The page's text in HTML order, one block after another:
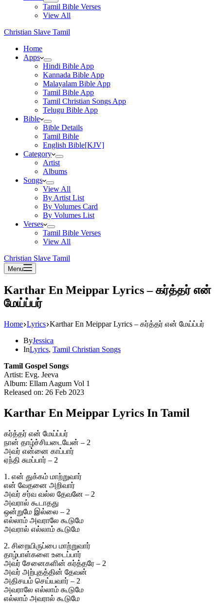
Tamil Bible Verses
View All
Christian Slave Tamil
Home
Apps
Hindi Bible App
Kannada Bible App
Malayalam Bible App
Tamil Bible App
Tamil Christian Songs App
Telugu Bible App
Bible
Bible Details
Tamil Bible
English Bible[KJV]
Category
Artist
Albums
Songs
View All
By Artist List
By Volumes Card
By Volumes List
Verses
Tamil Bible Verses
View All
Christian Slave Tamil
Menu
Karthar En Meippar Lyrics – கர்த்தர் என்
மேய்ப்பர்
Home Lyrics Karthar En Meippar Lyrics – கர்த்தர் என் மேய்ப்பர்
ByJessica
InLyrics, Tamil Christian Songs
Tamil Gospel Songs
Artist: Evg. Jeeva
Album: Ellam Aagum Vol 1
Released on: 26 Feb 2023
Karthar En Meippar Lyrics In Tamil
கர்த்தர் என் மேய்ப்பர்
நான் தாழ்ச்சியடையேன் – 2
அவர் என்னை காப்பார்
ஏந்தி சுமப்பார் – 2
1. என் துக்கம் மாற்றுவார்
என் வேதனை அறிவார்
அவர் சர்வ வல்ல தேவனே – 2
அவரால் கூடாதது
ஒன்றுமே இல்லை – 2
எல்லாம் அவராலே கூடுமே
அவரால் எல்லாம் கூடுமே
2. சிறையிருப்பை மாற்றுவார்
தாழ்பாள்களை உடைப்பார்
அவர் சேனைகளின் கர்த்தரே – 2
அவர் அற்புதத்தின் தேவன்
அதிசயம் செய்யவார் – 2
அவராலே எல்லாம் கூடுமே
எல்லாம் அவரால் கூடுமே